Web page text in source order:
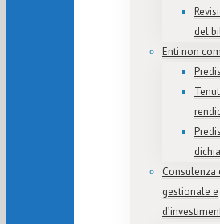
del
Enti non
Consulenza
gestionale e